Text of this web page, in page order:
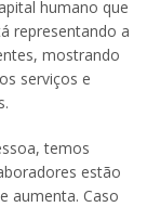
humano que
representando a
mostrando
serviços e
temos
estão
aumenta. Caso